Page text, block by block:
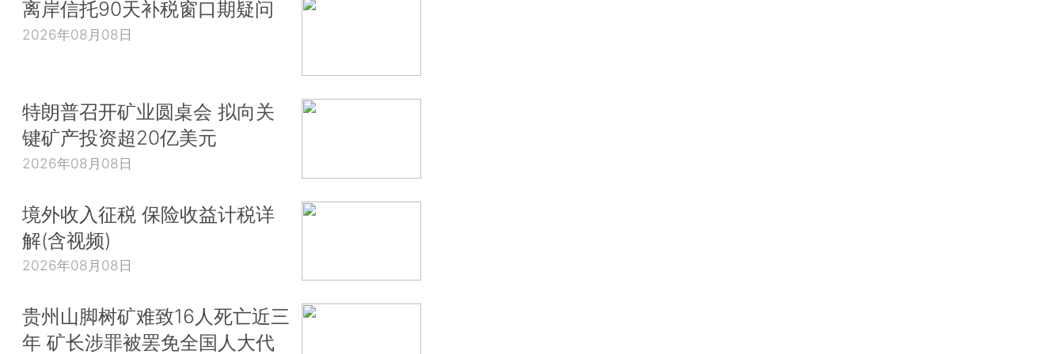
离岸信托90天补税窗口期疑问
2026年08月08日
特朗普召开矿业圆桌会 拟向关
键矿产投资超20亿美元
2026年08月08日
境外收入征税 保险收益计税详
解(含视频)
2026年08月08日
贵州山脚树矿难致16人死亡近三
年 矿长涉罪被罢免全国人大代